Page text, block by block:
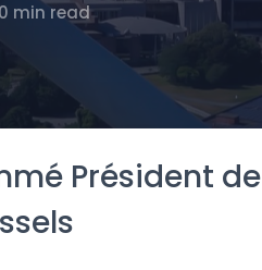
0 min read
Président de